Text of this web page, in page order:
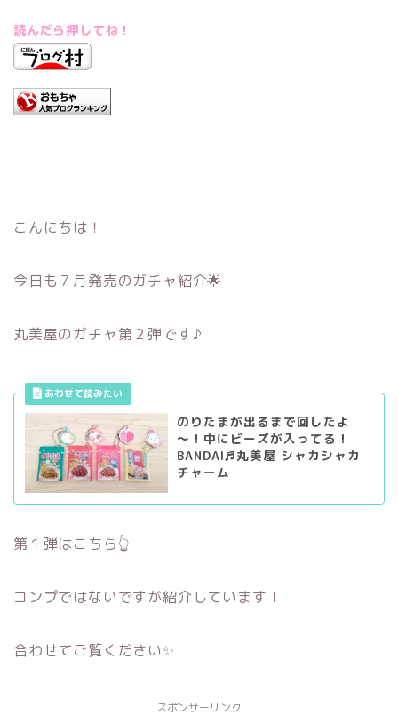
読んだら押してね！
こんにちは！
今日も７月発売のガチャ紹介🌟
丸美屋のガチャ第２弾です♪
のりたまが出るまで回したよ
～！中にビーズが入ってる！
BANDAI♬丸美屋 シャカシャカ
チャーム
第１弾はこちら👆
コンプではないですが紹介しています！
合わせてご覧ください✨
スポンサーリンク